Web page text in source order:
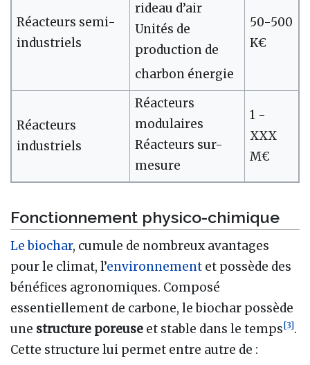
Réacteurs semi-
industriels
rideau d’air
Unités de
production de
charbon énergie
50-500
K€
Réacteurs
industriels
Réacteurs
modulaires
Réacteurs sur-
mesure
1 -
XXX
M€
Fonctionnement physico-chimique
Le biochar, cumule de nombreux avantages
pour le climat, l’environnement et possède des
bénéfices agronomiques. Composé
essentiellement de carbone, le biochar possède
une structure poreuse et stable dans le temps[3].
Cette structure lui permet entre autre de :